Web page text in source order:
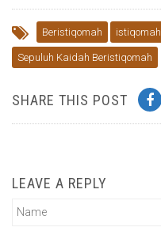
Beristiqomah istiqomah
Sepuluh Kaidah Beristiqomah
SHARE THIS POST
LEAVE A REPLY